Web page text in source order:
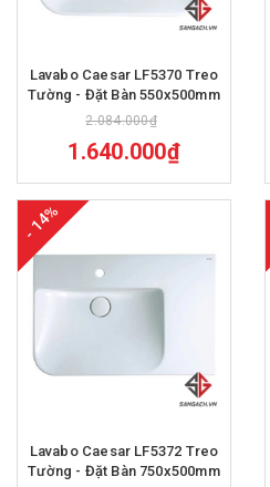
Lavabo Caesar LF5370 Treo
Tường - Đặt Bàn 550x500mm
2.084.000₫
1.640.000₫
- 14%
Lavabo Caesar LF5372 Treo
Tường - Đặt Bàn 750x500mm